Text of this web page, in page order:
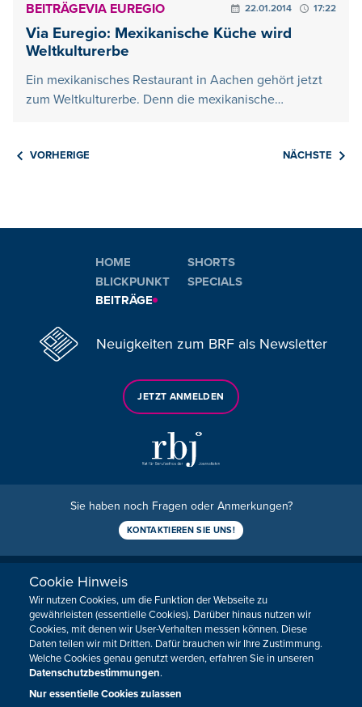
BEITRÄGEVIA EUREGIO 22.01.2014 17:22
Via Euregio: Mexikanische Küche wird
Weltkulturerbe
Ein mexikanisches Restaurant in Aachen gehört jetzt
zum Weltkulturerbe. Denn die mexikanische…
VORHERIGE NÄCHSTE
HOME
BLICKPUNKT
BEITRÄGE
SHORTS
SPECIALS
Neuigkeiten zum BRF als Newsletter
JETZT ANMELDEN
Sie haben noch Fragen oder Anmerkungen?
KONTAKTIEREN SIE UNS!
Impressum
Cookie-Zustimmung anpassen
Cookie Hinweis
Wir nutzen Cookies, um die Funktion der Webseite zu
gewährleisten (essentielle Cookies). Darüber hinaus nutzen wir
Cookies, mit denen wir User-Verhalten messen können. Diese
Daten teilen wir mit Dritten. Dafür brauchen wir Ihre Zustimmung.
Welche Cookies genau genutzt werden, erfahren Sie in unseren
Datenschutzbestimmungen.
Nur essentielle Cookies zulassen